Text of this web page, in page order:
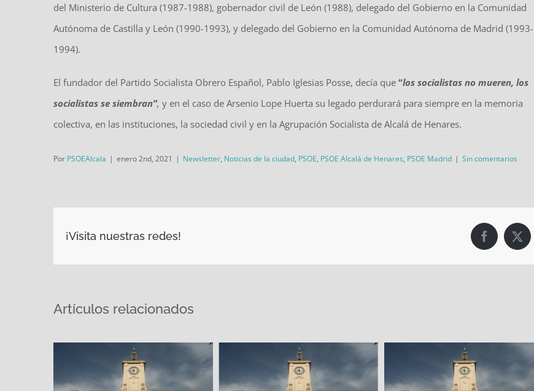
del Ministerio de Cultura (1987-1988), gobernador civil de León (1988), delegado del Gobierno en la Comunidad
Autónoma de Castilla y León (1990-1993), y delegado del Gobierno en la Comunidad Autónoma de Madrid (1993-
1994).
El fundador del Partido Socialista Obrero Español, Pablo Iglesias Posse, decía que “los socialistas no mueren, los
socialistas se siembran”, y en el caso de Arsenio Lope Huerta su legado perdurará para siempre en la memoria
colectiva, en las instituciones, la sociedad civil y en la Agrupación Socialista de Alcalá de Henares.
Por PSOEAlcala | enero 2nd, 2021 | Newsletter, Noticias de la ciudad, PSOE, PSOE Alcalá de Henares, PSOE Madrid | Sin comentarios
¡Visita nuestras redes! Facebook
X
Artículos relacionados